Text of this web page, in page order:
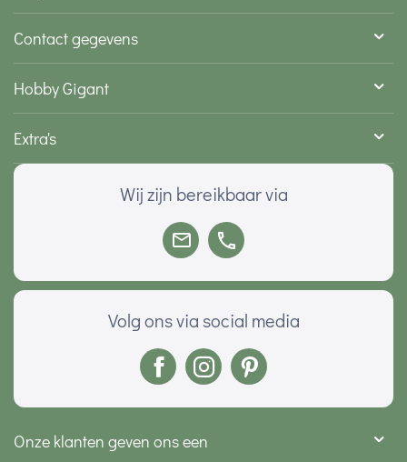
Contact gegevens
Hobby Gigant
Extra's
Wij zijn bereikbaar via
Volg ons via social media
Onze klanten geven ons een